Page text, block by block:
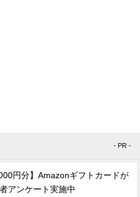
- PR -
円分】Amazonギフトカードが
アンケート実施中